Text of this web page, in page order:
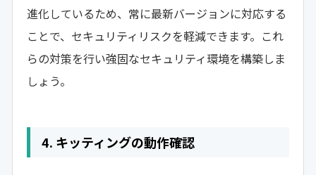
進化しているため、常に最新バージョンに対応する
ことで、セキュリティリスクを軽減できます。これ
らの対策を行い強固なセキュリティ環境を構築しま
しょう。
4. キッティングの動作確認